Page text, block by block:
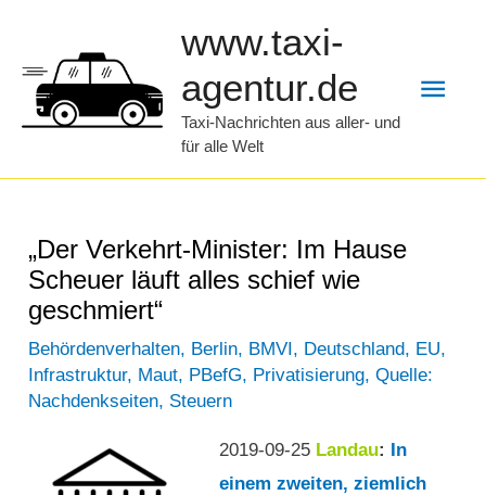
springen
www.taxi-
agentur.de
Taxi-Nachrichten aus aller- und
für alle Welt
„Der Verkehrt-Minister: Im Hause
Scheuer läuft alles schief wie
geschmiert“
Behördenverhalten, Berlin, BMVI, Deutschland, EU,
Infrastruktur, Maut, PBefG, Privatisierung,Quelle:
Nachdenkseiten, Steuern
2019-09-25 Landau: In
einem zweiten, ziemlich